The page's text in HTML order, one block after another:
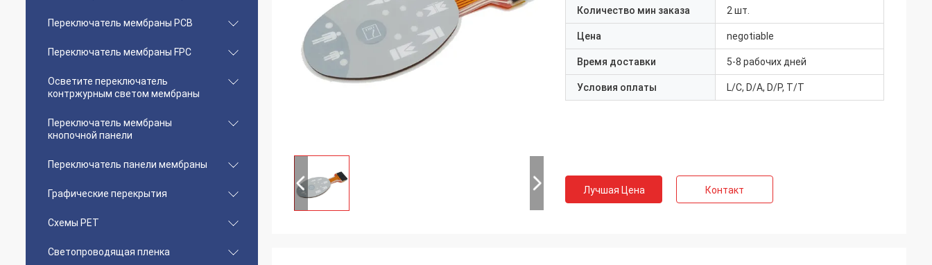
Переключатель мембраны PCB
Переключатель мембраны FPC
Осветите переключатель
контржурным светом мембраны
Переключатель мембраны
кнопочной панели
Переключатель панели мембраны
Графические перекрытия
Схемы PET
Светопроводящая пленка
Количество мин заказа 2 шт.
Цена negotiable
Время доставки 5-8 рабочих дней
Условия оплаты L/C, D/A, D/P, T/T
Лучшая Цена Контакт